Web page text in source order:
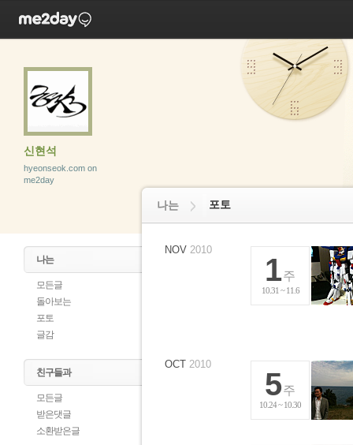
신현석
hyeonseok.com on
me2day
나는
모든글
돌아보는
포토
글감
친구들과
모든글
받은댓글
소환받은글
나는 포토
NOV 2010
1주
10.31 ~ 11.6
OCT 2010
5주
10.24 ~ 10.30